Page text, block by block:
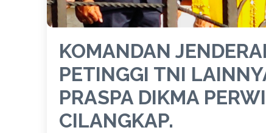
KOMANDAN
PETINGGI TNI
PRASPA DIKMA
CILANGKAP.